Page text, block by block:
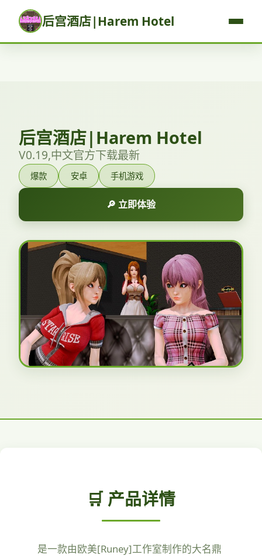
后宫酒店|Harem Hotel
后宫酒店|Harem Hotel
V0.19,中文官方下载最新
爆款 安卓 手机游戏
🔎 立即体验
🛒 产品详情
是一款由欧美[Runey]工作室制作的大名鼎